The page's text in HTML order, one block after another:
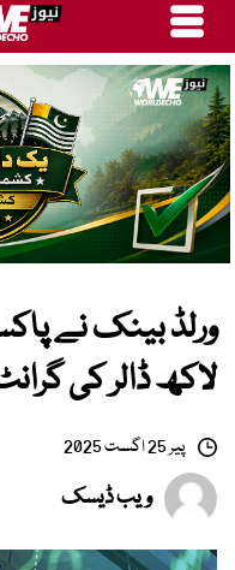
لاکھ ڈالر کی
پیر 25 اگست 2025
ویب ڈیسک